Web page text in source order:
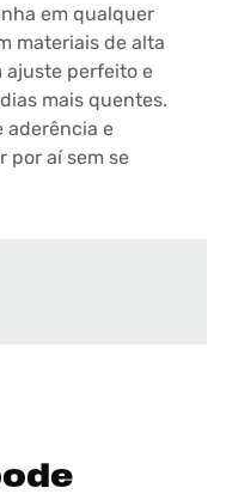
em qualquer
materiais de alta
ajuste perfeito e
mais quentes.
aderência e
por aí sem se